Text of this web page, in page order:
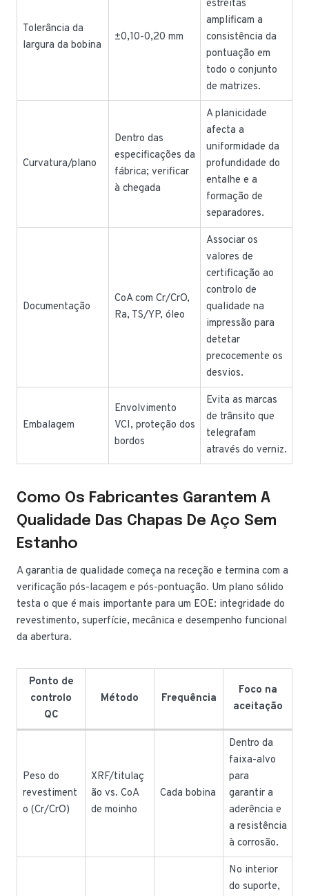
Tolerância da
largura da bobina
±0,10-0,20 mm
estreitas
amplificam a
consistência da
pontuação em
todo o conjunto
de matrizes.
Curvatura/plano
Dentro das
especificações da
fábrica; verificar
à chegada
A planicidade
afecta a
uniformidade da
profundidade do
entalhe e a
formação de
separadores.
Documentação
CoA com Cr/CrO,
Ra, TS/YP, óleo
Associar os
valores de
certificação ao
controlo de
qualidade na
impressão para
detetar
precocemente os
desvios.
Embalagem
Envolvimento
VCI, proteção dos
bordos
Evita as marcas
de trânsito que
telegrafam
através do verniz.
Como Os Fabricantes Garantem A
Qualidade Das Chapas De Aço Sem
Estanho
A garantia de qualidade começa na receção e termina com a
verificação pós-lacagem e pós-pontuação. Um plano sólido
testa o que é mais importante para um EOE: integridade do
revestimento, superfície, mecânica e desempenho funcional
da abertura.
Ponto de
controlo
QC
Método Frequência
Foco na
aceitação
Peso do
revestiment
o (Cr/CrO)
XRF/titulaç
ão vs. CoA
de moinho
Cada bobina
Dentro da
faixa-alvo
para
garantir a
aderência e
a resistência
à corrosão.
No interior
do suporte,